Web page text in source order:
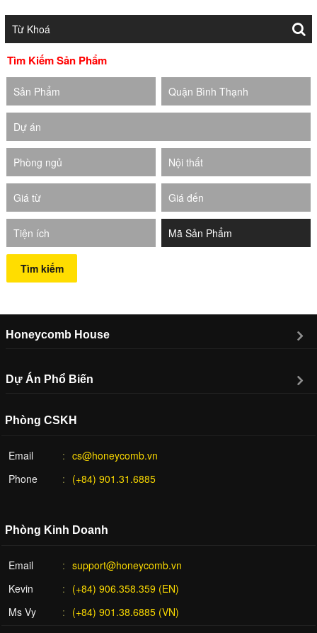
Tìm Kiếm Sản Phẩm
Sản Phẩm Quận Bình Thạnh
Dự án
Phòng ngủ Nội thất
Giá từ Giá đến
Tiện ích
Tìm kiếm
Honeycomb House
Dự Án Phổ Biến
Phòng CSKH
Email
cs@honeycomb.vn
Phone
(+84) 901.31.6885
Phòng Kinh Doanh
Email
support@honeycomb.vn
Kevin
(+84) 906.358.359 (EN)
Ms Vy
(+84) 901.38.6885 (VN)